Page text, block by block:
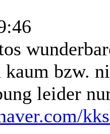
kaum bzw.
leider